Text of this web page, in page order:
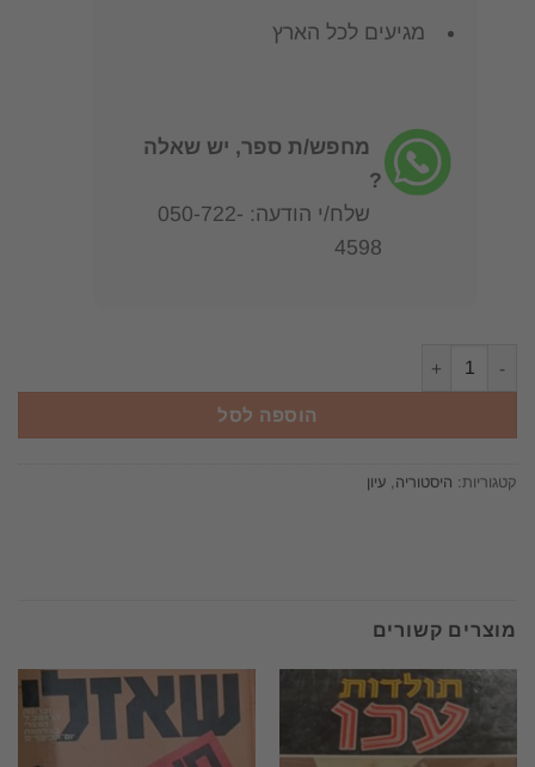
מגיעים לכל הארץ
מחפש/ת ספר, יש שאלה
?
שלח/י הודעה: 050-722-
4598
כמות של מלחמות צודקות ולא צודקות / מיכאל וולצר
הוספה לסל
קטגוריות: היסטוריה , עיון
מוצרים קשורים